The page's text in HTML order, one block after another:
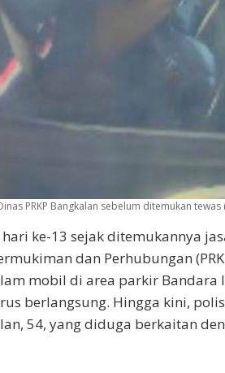
PRKP Bangkalan sebelum ditemukan tewas
ke-13 sejak ditemukannya
dan Perhubungan
mobil di area parkir Bandara
berlangsung. Hingga kini,
54, yang diduga berkaitan